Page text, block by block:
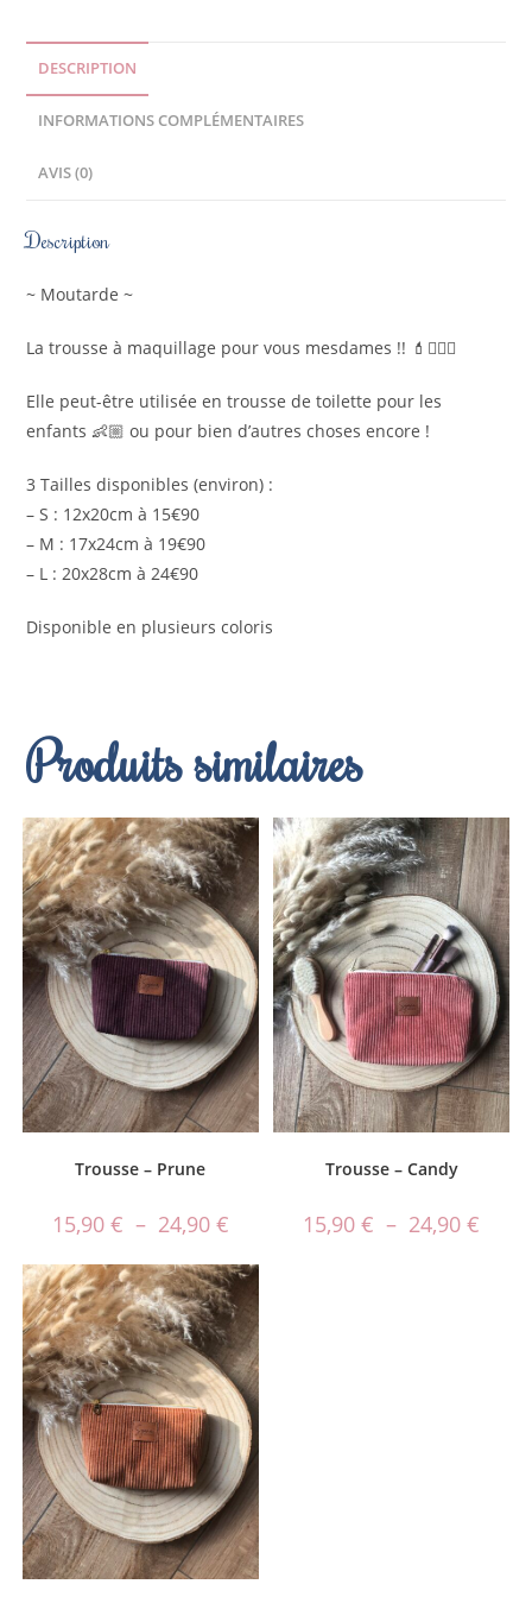
DESCRIPTION
INFORMATIONS COMPLÉMENTAIRES
AVIS (0)
Description
~ Moutarde ~
La trousse à maquillage pour vous mesdames !! 💄💁🏼‍♀️
Elle peut-être utilisée en trousse de toilette pour les
enfants 👶🏼 ou pour bien d’autres choses encore !
3 Tailles disponibles (environ) :
– S : 12x20cm à 15€90
– M : 17x24cm à 19€90
– L : 20x28cm à 24€90
Disponible en plusieurs coloris
Produits similaires
Trousse – Prune
15,90 € – 24,90 €
Trousse – Candy
15,90€ – 24,90€